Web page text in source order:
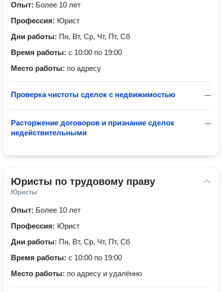
Опыт: Более 10 лет
Профессия: Юрист
Дни работы: Пн, Вт, Ср, Чт, Пт, Сб
Время работы: с 10:00 по 19:00
Место работы: по адресу
—
Проверка чистоты сделок с недвижимостью
—
Расторжение договоров и признание сделок
недействительными
Юристы по трудовому праву
Юристы
Опыт: Более 10 лет
Профессия: Юрист
Дни работы: Пн, Вт, Ср, Чт, Пт, Сб
Время работы: с 10:00 по 19:00
Место работы: по адресу и удалённо